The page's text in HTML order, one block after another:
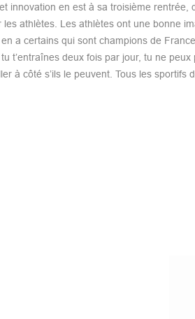
innovation en est à sa troisième
les athlètes. Les athlètes ont une bonne
a certains qui sont champions de
t’entraînes deux fois par jour, tu ne
à côté s’ils le peuvent. Tous les sportifs